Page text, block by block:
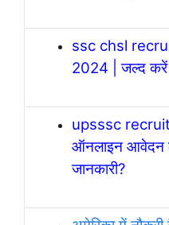
ssc chsl
2024 | जल्द
upsssc
ऑनलाइन आवेदन
जानकारी?